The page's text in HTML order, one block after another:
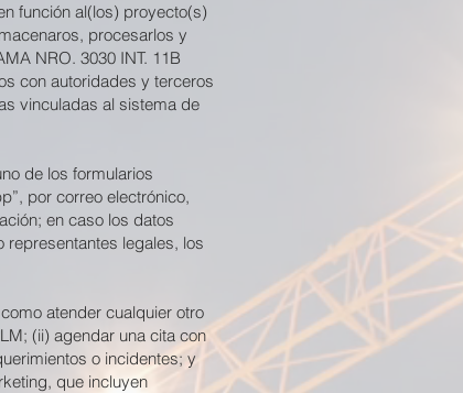
función al(los) proyecto(s)
procesarlos y
NRO. 3030 INT. 11B
con autoridades y terceros
vinculadas al sistema de
de los formularios
por correo electrónico,
en caso los datos
legales, los
atender cualquier otro
(ii) agendar una cita con
o incidentes; y
que incluyen